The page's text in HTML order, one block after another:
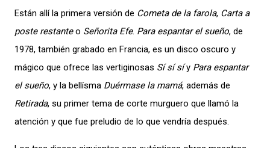
Están allí la primera versión de Cometa de la farola, Carta a
poste restanteo Señorita Efe. Para espantar el sueño, de
1978, también grabado en Francia, es un disco oscuro y
mágico que ofrece las vertiginosas Sí sí síy Para espantar
el sueño, y la bellísma Duérmase la mamá, además de
Retirada, su primer tema de corte murguero que llamó la
atención y que fue preludio de lo que vendría después.